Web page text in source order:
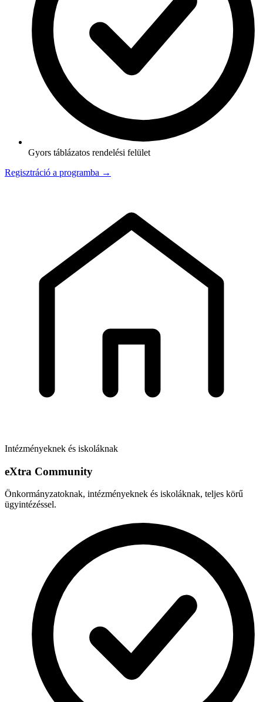
Gyors táblázatos rendelési felület
Regisztráció a programba →
Intézményeknek és iskoláknak
eXtra Community
Önkormányzatoknak, intézményeknek és iskoláknak, teljes körű
ügyintézéssel.